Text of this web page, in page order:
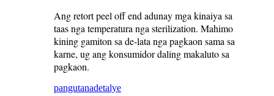
Ang retort peel off end adunay mga kinaiya sa
taas nga temperatura nga sterilization. Mahimo
kining gamiton sa de-lata nga pagkaon sama sa
karne, ug ang konsumidor daling makaluto sa
pagkaon.
pangutanadetalye